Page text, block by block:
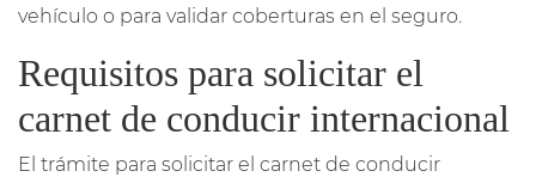
vehículo o para validar coberturas en el seguro.
Requisitos para solicitar el
carnet de conducir internacional
El trámite para solicitar el carnet de conducir